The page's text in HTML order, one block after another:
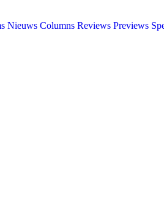
Nieuws Columns Reviews Previews